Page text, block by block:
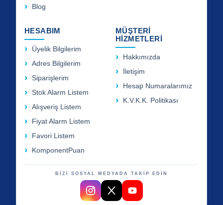
Blog
HESABIM
Üyelik Bilgilerim
Adres Bilgilerim
Siparişlerim
Stok Alarm Listem
Alışveriş Listem
Fiyat Alarm Listem
Favori Listem
KomponentPuan
MÜŞTERİ
HİZMETLERİ
Hakkımızda
İletişim
Hesap Numaralarımız
K.V.K.K. Politikası
BİZİ SOSYAL MEDYADA TAKİP EDİN